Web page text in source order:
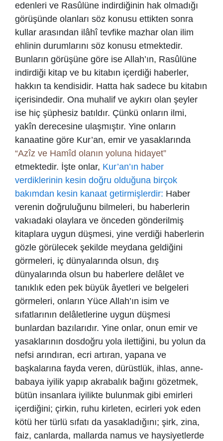
edenleri ve Rasûlüne indirdiğinin hak olmadığı
görüşünde olanları söz konusu ettikten sonra
kullar arasından ilâhî tevfike mazhar olan ilim
ehlinin durumlarını söz konusu etmektedir.
Bunların görüşüne göre ise Allah’ın, Rasûlüne
indirdiği kitap ve bu kitabın içerdiği haberler,
hakkın ta kendisidir. Hatta hak sadece bu kitabın
içerisindedir. Ona muhalif ve aykırı olan şeyler
ise hiç şüphesiz batıldır. Çünkü onların ilmi,
yakîn derecesine ulaşmıştır. Yine onların
kanaatine göre Kur’an, emir ve yasaklarında
“Azîz ve Hamîd olanın yoluna hidayet”
etmektedir. İşte onlar, Kur’an’ın haber
verdiklerinin kesin doğru olduğuna birçok
bakımdan kesin kanaat getirmişlerdir: Haber
verenin doğruluğunu bilmeleri, bu haberlerin
vakıadaki olaylara ve önceden gönderilmiş
kitaplara uygun düşmesi, yine verdiği haberlerin
gözle görülecek şekilde meydana geldiğini
görmeleri, iç dünyalarında olsun, dış
dünyalarında olsun bu haberlere delâlet ve
tanıklık eden pek büyük âyetleri ve belgeleri
görmeleri, onların Yüce Allah’ın isim ve
sıfatlarının delâletlerine uygun düşmesi
bunlardan bazılarıdır. Yine onlar, onun emir ve
yasaklarının dosdoğru yola ilettiğini, bu yolun da
nefsi arındıran, ecri artıran, yapana ve
başkalarına fayda veren, dürüstlük, ihlas, anne-
babaya iyilik yapıp akrabalık bağını gözetmek,
bütün insanlara iyilikte bulunmak gibi emirleri
içerdiğini; çirkin, ruhu kirleten, ecirleri yok eden
kötü her türlü sıfatı da yasakladığını; şirk, zina,
faiz, canlarda, mallarda namus ve haysiyetlerde